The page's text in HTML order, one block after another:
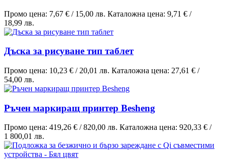
Промо цена: 7,67 € / 15,00 лв. Каталожна цена: 9,71 € /
18,99 лв.
Дъска за рисуване тип таблет
Промо цена: 10,23 € / 20,01 лв. Каталожна цена: 27,61 € /
54,00 лв.
Ръчен маркиращ принтер Besheng
Промо цена: 419,26 € /820,00 лв. Каталожна цена: 920,33 € /
1 800,01 лв.